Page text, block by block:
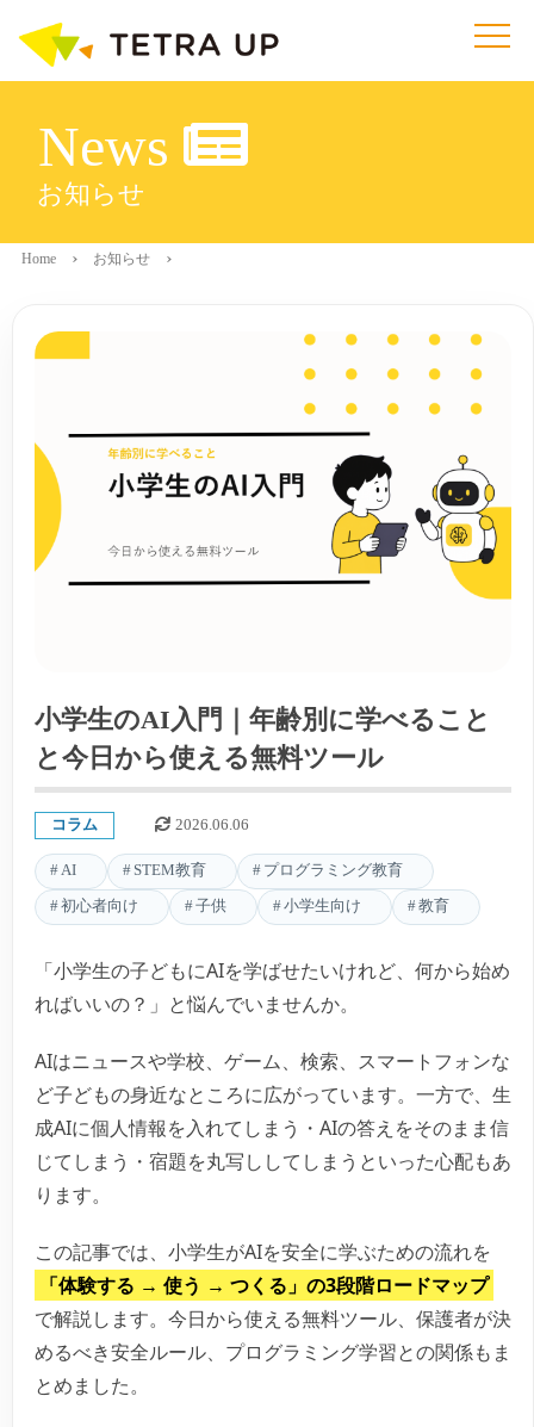
News
お知らせ
Home お知らせ
小学生のAI入門｜年齢別に学べること
と今日から使える無料ツール
コラム 2026.06.06
AI STEM教育 プログラミング教育
初心者向け 子供 小学生向け 教育
「小学生の子どもにAIを学ばせたいけれど、何から始め
ればいいの？」と悩んでいませんか。
AIはニュースや学校、ゲーム、検索、スマートフォンな
ど子どもの身近なところに広がっています。一方で、生
成AIに個人情報を入れてしまう・AIの答えをそのまま信
じてしまう・宿題を丸写ししてしまうといった心配もあ
ります。
この記事では、小学生がAIを安全に学ぶための流れを
「体験する → 使う → つくる」の3段階ロードマップ
で解説します。今日から使える無料ツール、保護者が決
めるべき安全ルール、プログラミング学習との関係もま
とめました。